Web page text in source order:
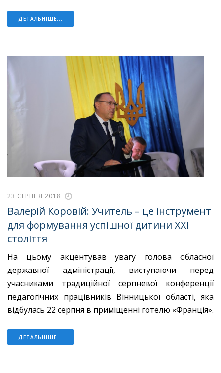
ДЕТАЛЬНІШЕ...
23 СЕРПНЯ 2018
Валерій Коровій: Учитель – це інструмент
для формування успішної дитини ХХІ
століття
На цьому акцентував увагу голова обласної
державної адміністрації, виступаючи перед
учасниками традиційної серпневої конференції
педагогічних працівників Вінницької області, яка
відбулась 22 серпня в приміщенні готелю «Франція».
ДЕТАЛЬНІШЕ...